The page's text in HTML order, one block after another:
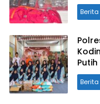
Berita
Berita